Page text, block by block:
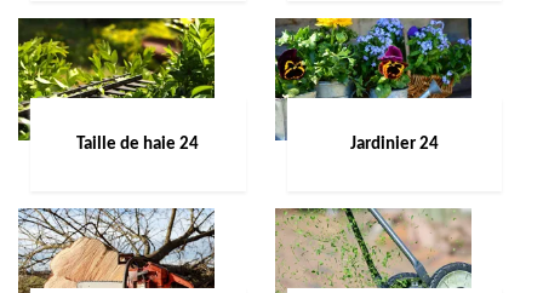
Taille de haie 24 Jardinier 24